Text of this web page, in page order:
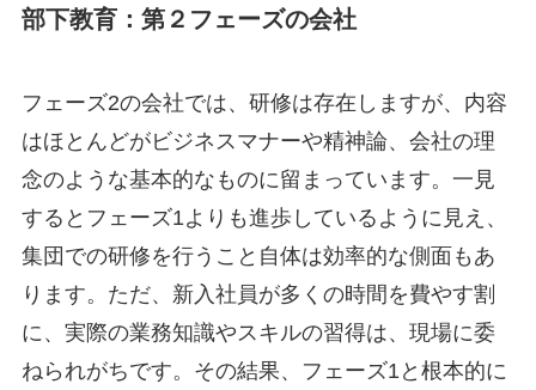
部下教育：第２フェーズの会社
フェーズ2の会社では、研修は存在しますが、内容
はほとんどがビジネスマナーや精神論、会社の理
念のような基本的なものに留まっています。一見
するとフェーズ1よりも進歩しているように見え、
集団での研修を行うこと自体は効率的な側面もあ
ります。ただ、新入社員が多くの時間を費やす割
に、実際の業務知識やスキルの習得は、現場に委
ねられがちです。その結果、フェーズ1と根本的に